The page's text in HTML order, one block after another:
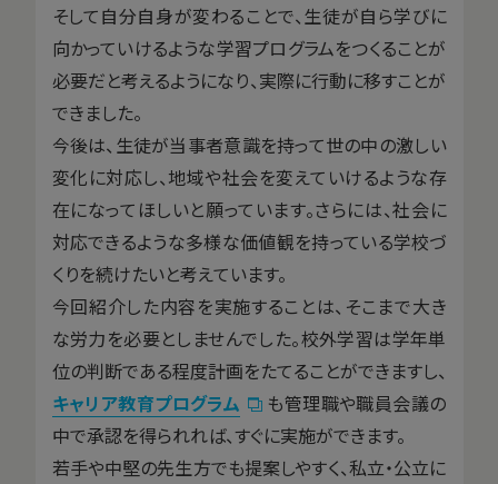
そして自分自身が変わることで、生徒が自ら学びに
向かっていけるような学習プログラムをつくることが
必要だと考えるようになり、実際に行動に移すことが
できました。
今後は、生徒が当事者意識を持って世の中の激しい
変化に対応し、地域や社会を変えていけるような存
在になってほしいと願っています。さらには、社会に
対応できるような多様な価値観を持っている学校づ
くりを続けたいと考えています。
今回紹介した内容を実施することは、そこまで大き
な労力を必要としませんでした。校外学習は学年単
位の判断である程度計画をたてることができますし、
キャリア教育プログラム
も管理職や職員会議の
中で承認を得られれば、すぐに実施ができます。
若手や中堅の先生方でも提案しやすく、私立・公立に